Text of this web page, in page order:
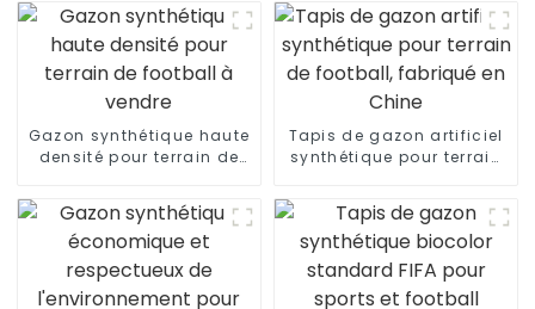
Gazon synthétique haute
densité pour terrain de
Tapis de gazon artificiel
synthétique pour terrain